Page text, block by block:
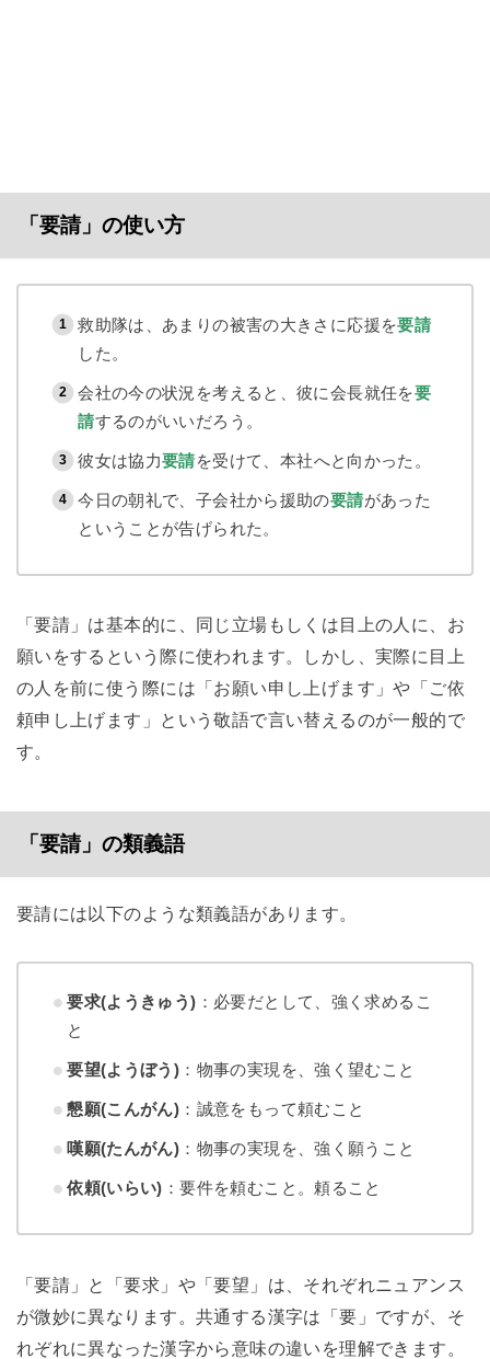
「要請」の使い方
救助隊は、あまりの被害の大きさに応援を要請
した。
会社の今の状況を考えると、彼に会長就任を要
請するのがいいだろう。
彼女は協力要請を受けて、本社へと向かった。
今日の朝礼で、子会社から援助の要請があった
ということが告げられた。
「要請」は基本的に、同じ立場もしくは目上の人に、お
願いをするという際に使われます。しかし、実際に目上
の人を前に使う際には「お願い申し上げます」や「ご依
頼申し上げます」という敬語で言い替えるのが一般的で
す。
「要請」の類義語
要請には以下のような類義語があります。
要求(ようきゅう) ：必要だとして、強く求めるこ
と
要望(ようぼう) ：物事の実現を、強く望むこと
懇願(こんがん) ：誠意をもって頼むこと
嘆願(たんがん) ：物事の実現を、強く願うこと
依頼(いらい) ：要件を頼むこと。頼ること
「要請」と「要求」や「要望」は、それぞれニュアンス
が微妙に異なります。共通する漢字は「要」ですが、そ
れぞれに異なった漢字から意味の違いを理解できます。